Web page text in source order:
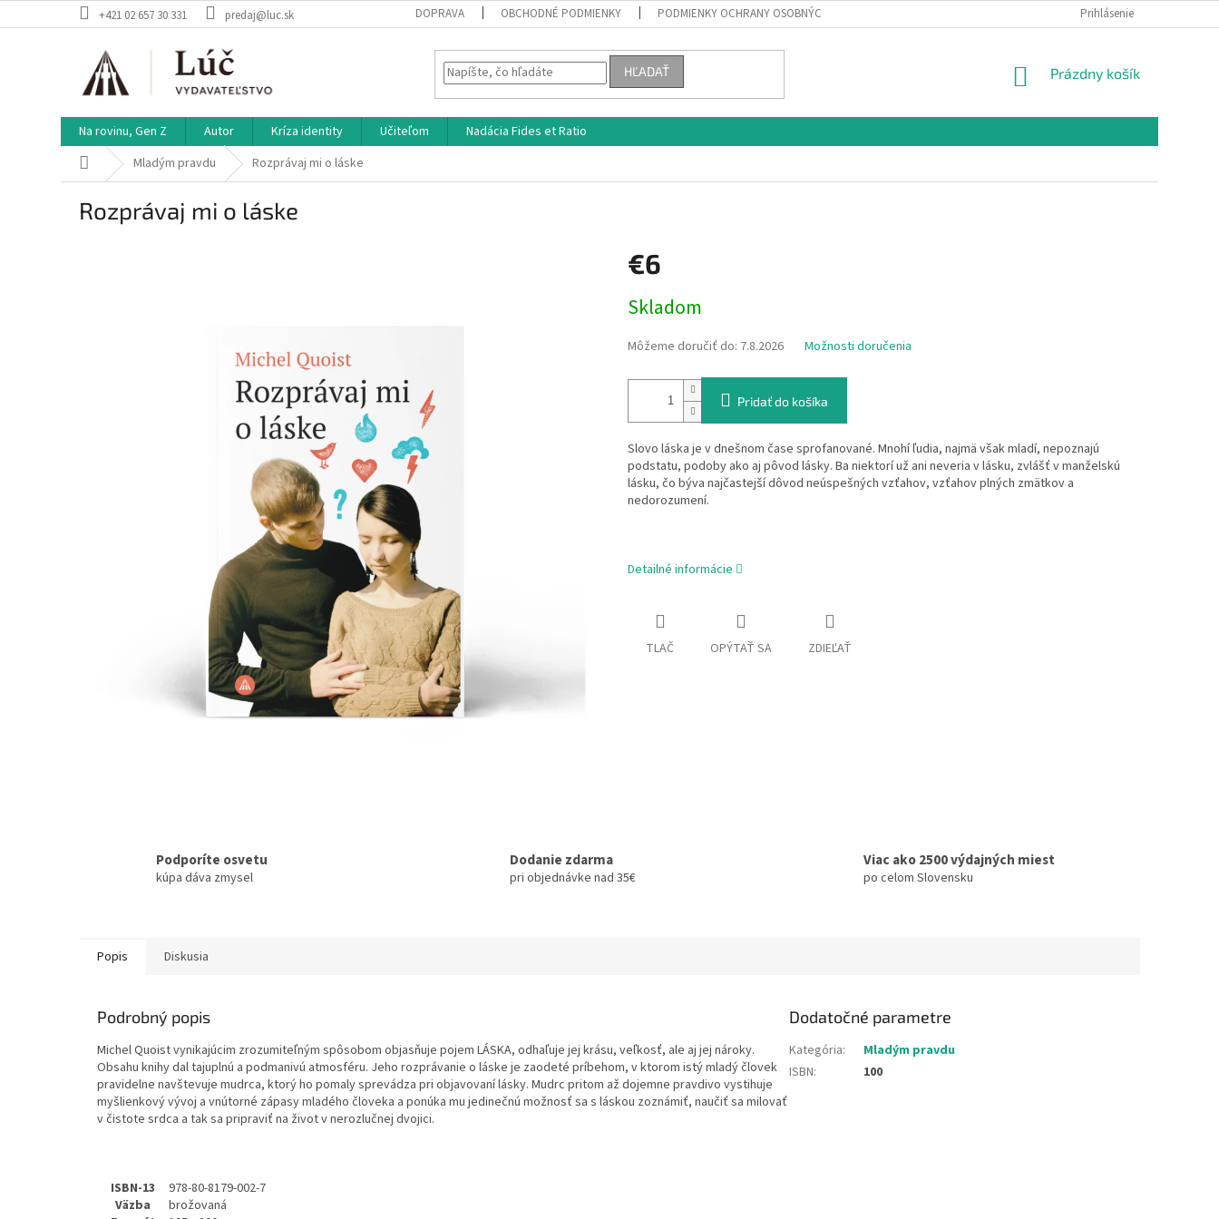
na
+421 02 657 30 331 predaj@luc.sk DOPRAVA OBCHODNÉ PODMIENKY PODMIENKY OCHRANY OSOBNÝCH ÚDAJOV Prihlásenie
HĽADAŤ
NÁKUPNÝ
Prázdny košík
Na rovinu, Gen Z Autor Kríza identity Učiteľom
Nadácia Fides et Ratio
DomovMladým pravdu Rozprávaj mi o láske
Rozprávaj mi o láske
€6
cena:
Skladom
Môžeme doručiť do: 7.8.2026 Možnosti doručenia
Pridať do košíka
Slovo láska je v dnešnom čase sprofanované. Mnohí ľudia, najmä však mladí, nepoznajú
podstatu, podoby ako aj pôvod lásky. Ba niektorí už ani neveria v lásku, zvlášť v manželskú
lásku, čo býva najčastejší dôvod neúspešných vzťahov, vzťahov plných zmätkov a
nedorozumení.
Detailné informácie
TLAČ OPÝTAŤ SA ZDIEĽAŤ
Podporíte osvetu
kúpa dáva zmysel
Dodanie zdarma
pri objednávke nad 35€
Viac ako 2500 výdajných miest
po celom Slovensku
Popis Diskusia
Podrobný popis
Michel Quoist vynikajúcim zrozumiteľným spôsobom objasňuje pojem LÁSKA, odhaľuje jej krásu, veľkosť, ale aj jej nároky.
Obsahu knihy dal tajuplnú a podmanivú atmosféru. Jeho rozprávanie o láske je zaodeté príbehom, v ktorom istý mladý človek
pravidelne navštevuje mudrca, ktorý ho pomaly sprevádza pri objavovaní lásky. Mudrc pritom až dojemne pravdivo vystihuje
myšlienkový vývoj a vnútorné zápasy mladého človeka a ponúka mu jedinečnú možnosť sa s láskou zoznámiť, naučiť sa milovať
v čistote srdca a tak sa pripraviť na život v nerozlučnej dvojici.
ISBN-13
978-80-8179-002-7
Väzba
brožovaná
Dodatočné parametre
Kategória:
Mladým pravdu
ISBN: 100